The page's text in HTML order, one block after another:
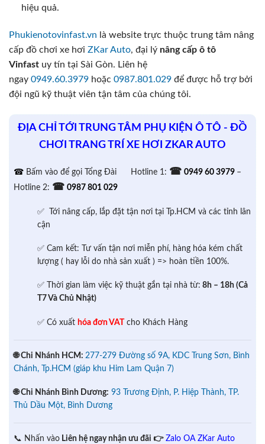
hiệu quả.
Phukienotovinfast.vn là website trực thuộc trung tâm nâng
cấp đồ chơi xe hơi ZKar Auto, đại lý nâng cấp ô tô
Vinfast uy tín tại Sài Gòn. Liên hệ
ngay 0949.60.3979 hoặc 0987.801.029 để được hỗ trợ bởi
đội ngũ kỹ thuật viên tận tâm của chúng tôi.
ĐỊA CHỈ TỚI TRUNG TÂM PHỤ KIỆN Ô TÔ - ĐỒ
CHƠI TRANG TRÍ XE HƠI ZKAR AUTO
☎ Bấm vào để gọi Tổng Đài Hotline 1: ☎ 0949 60 3979 –
Hotline 2: ☎ 0987 801 029
✅ Tới nâng cấp, lắp đặt tận nơi tại Tp.HCM và các tỉnh lân
cận
✅ Cam kết: Tư vấn tận nơi miễn phí, hàng hóa kém chất
lượng ( hay lỗi do nhà sản xuất ) => hoàn tiền 100%.
✅ Thời gian làm việc kỹ thuật gắn tại nhà từ: 8h – 18h (Cả
T7 Và Chủ Nhật)
✅ Có xuất hóa đơn VAT cho Khách Hàng
🌐 Chi Nhánh HCM: 277-279 Đường số 9A, KDC Trung Sơn, Bình
Chánh, Tp.HCM (giáp khu Him Lam Quận 7)
🌐 Chi Nhánh Bình Dương: 93 Trương Định, P. Hiệp Thành, TP.
Thủ Dầu Một, Bình Dương
📞 Nhấn vào Liên hệ ngay nhận ưu đãi 👉 Zalo OA ZKar Auto